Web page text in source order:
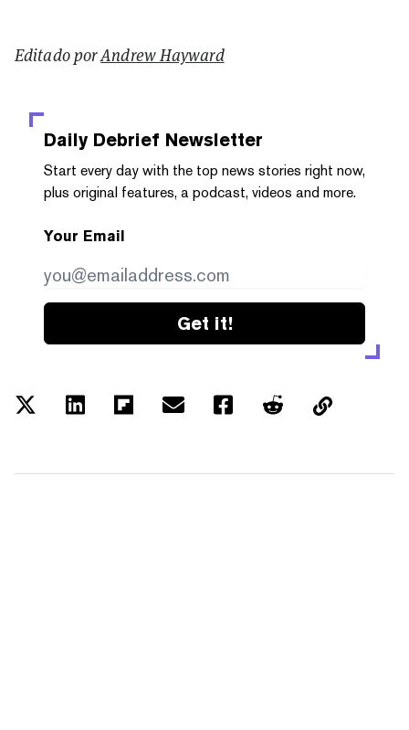
Editado porAndrew Hayward
Daily Debrief Newsletter
Start every day with the top news stories right now,
plus original features, a podcast, videos and more.
Your Email
Get it!